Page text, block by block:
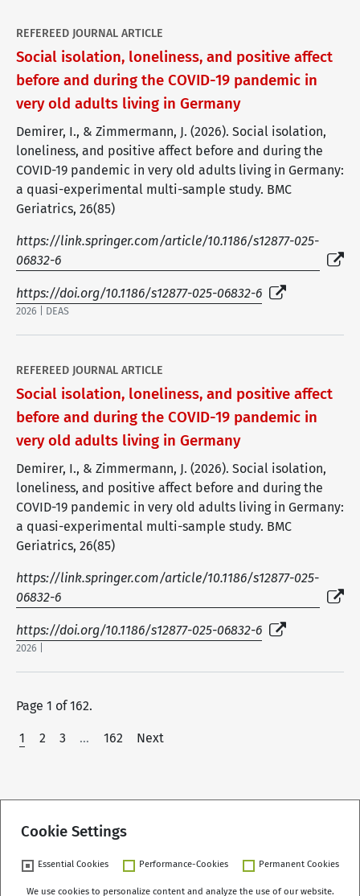
REFEREED JOURNAL ARTICLE
Social isolation, loneliness, and positive affect
before and during the COVID-19 pandemic in
very old adults living in Germany
Demirer, I., & Zimmermann, J. (2026). Social isolation,
loneliness, and positive affect before and during the
COVID-19 pandemic in very old adults living in Germany:
a quasi-experimental multi-sample study. BMC
Geriatrics, 26(85)
https://link.springer.com/article/10.1186/s12877-025-
06832-6
https://doi.org/10.1186/s12877-025-06832-6
2026 | DEAS
REFEREED JOURNAL ARTICLE
Social isolation, loneliness, and positive affect
before and during the COVID-19 pandemic in
very old adults living in Germany
Demirer, I., & Zimmermann, J. (2026). Social isolation,
loneliness, and positive affect before and during the
COVID-19 pandemic in very old adults living in Germany:
a quasi-experimental multi-sample study. BMC
Geriatrics, 26(85)
https://link.springer.com/article/10.1186/s12877-025-
06832-6
https://doi.org/10.1186/s12877-025-06832-6
2026 |
Page 1 of 162.
1 2 3 … 162 Next
Cookie Settings
Essential Cookies Performance-Cookies Permanent Cookies
We use cookies to personalize content and analyze the use of our website.